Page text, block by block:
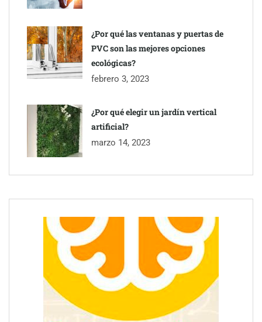
¿Por qué las ventanas y puertas de
PVC son las mejores opciones
ecológicas?
febrero 3, 2023
¿Por qué elegir un jardín vertical
artificial?
marzo 14, 2023